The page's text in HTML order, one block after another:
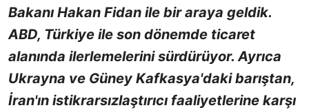
Bakanı Hakan Fidan ile bir araya geldik.
ABD, Türkiye ile son dönemde ticaret
alanında ilerlemelerini sürdürüyor. Ayrıca
Ukrayna ve Güney Kafkasya'daki barıştan,
İran'ın istikrarsızlaştırıcı faaliyetlerine karşı